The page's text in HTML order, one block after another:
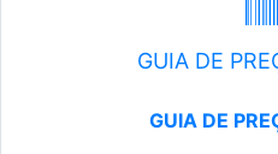
GUIA DE
GUIA DE